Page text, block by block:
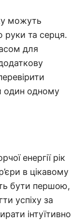
можуть
руки та серця.
для
один одному
енергії рік
в цікавому
бути першою,
успіху за
інтуїтивно